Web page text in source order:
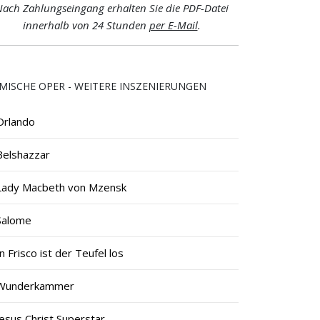
Zahlungseingang erhalten Sie die PDF-Datei
innerhalb von 24 Stunden per E-Mail.
OPER - WEITERE INSZENIERUNGEN
Macbeth von Mzensk
Frisco ist der Teufel los